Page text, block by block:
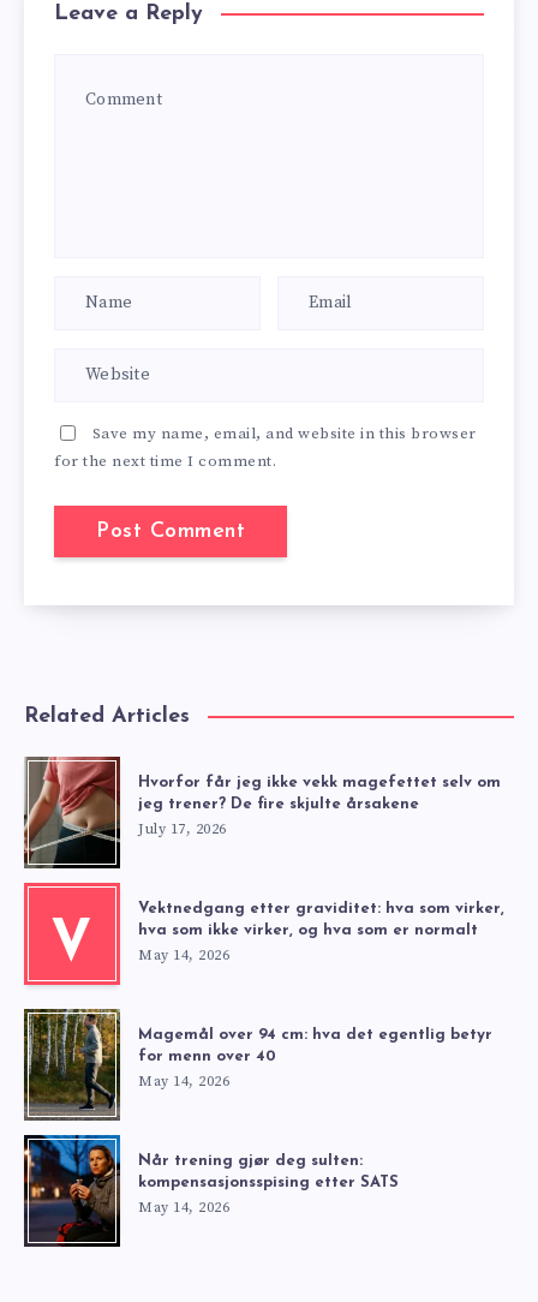
Leave a Reply
Save my name, email, and website in this browser
for the next time I comment.
Related Articles
Hvorfor får jeg ikke vekk magefettet selv om
jeg trener? De fire skjulte årsakene
July 17, 2026
V
Vektnedgang etter graviditet: hva som virker,
hva som ikke virker, og hva som er normalt
May 14, 2026
Magemål over 94 cm: hva det egentlig betyr
for menn over 40
May 14, 2026
Når trening gjør deg sulten:
kompensasjonsspising etter SATS
May 14, 2026